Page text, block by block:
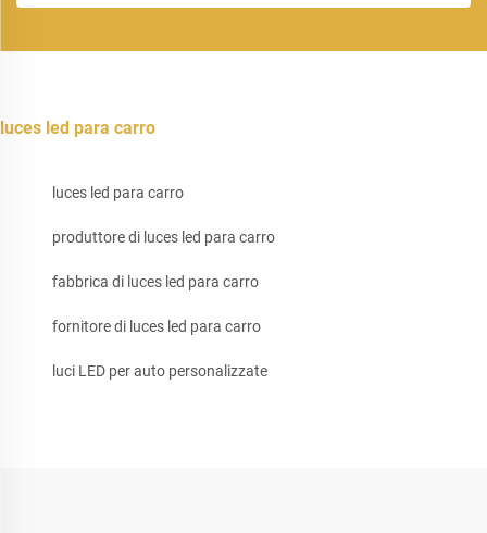
luces led para carro
luces led para carro
produttore di luces led para carro
fabbrica di luces led para carro
fornitore di luces led para carro
luci LED per auto personalizzate